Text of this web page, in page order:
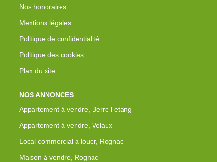
Nos honoraires
Mentions légales
Politique de confidentialité
Politique des cookies
Plan du site
NOS ANNONCES
Appartement à vendre, Berre l etang
Appartement à vendre, Velaux
Local commercial à louer, Rognac
Maison à vendre, Rognac